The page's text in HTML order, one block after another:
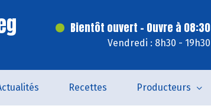
Bientôt ouvert - Ouvre à 08:30
Vendredi : 8h30 - 19h30
Recettes Producteurs